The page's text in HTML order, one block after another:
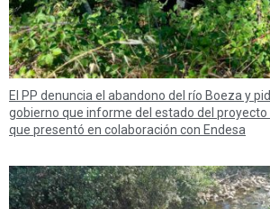
El PP denuncia el abandono del río Boeza y
gobierno que informe del estado del
que presentó en colaboración con Endesa